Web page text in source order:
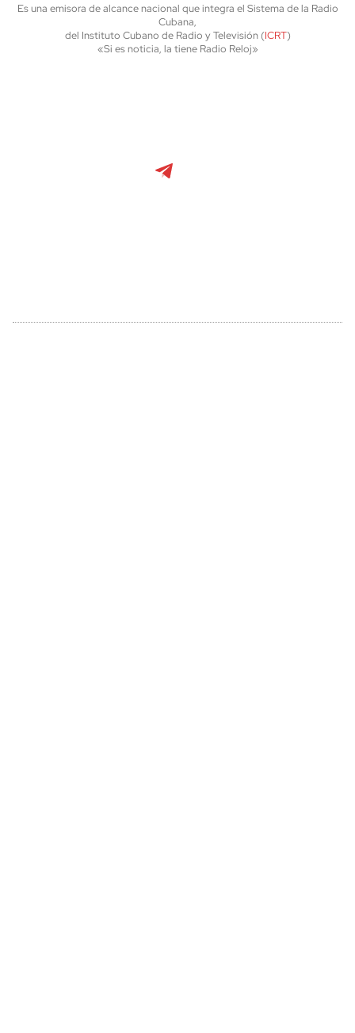
Es una emisora de alcance nacional que integra el Sistema de la Radio
Cubana,
del Instituto Cubano de Radio y Televisión (ICRT)
«Si es noticia, la tiene Radio Reloj»